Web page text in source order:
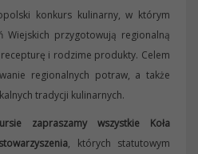
konkurs kulinarny, w którym
Wiejskich przygotowują regionalną
i rodzime produkty. Celem
regionalnych potraw, a także
tradycji kulinarnych.
zapraszamy wszystkie Koła
, których statutowym